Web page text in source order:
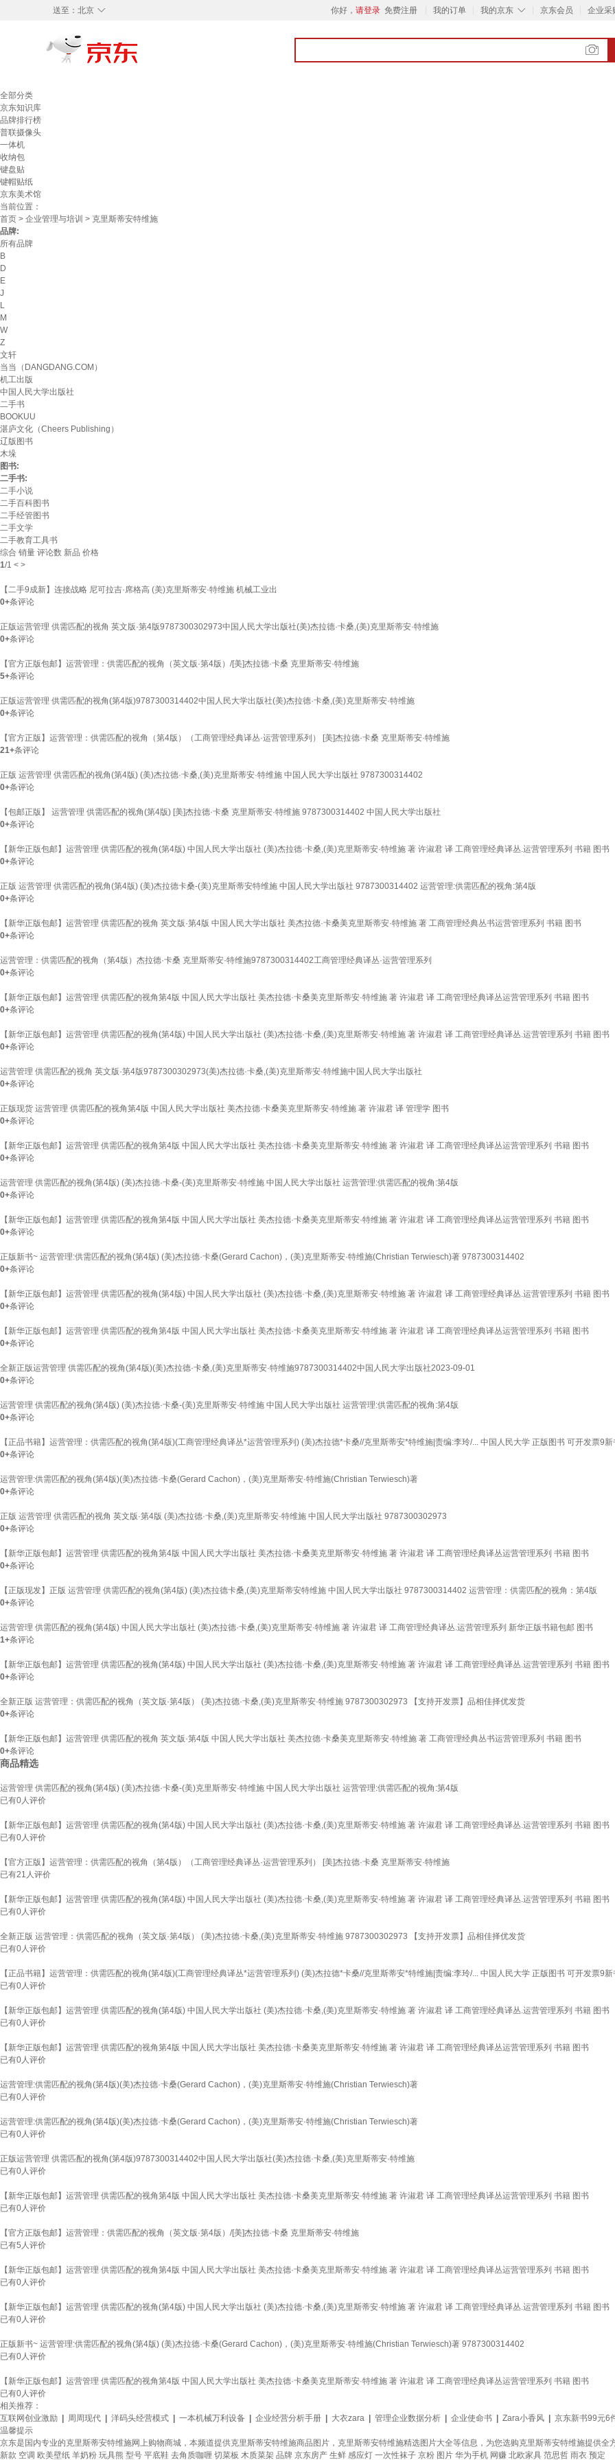
◇
送至： 北京 你好， 请登录 免费注册 我的订单 ◇
我的京东 京东会员 企业采
全部分类
京东知识库
品牌排行榜
普联摄像头
一体机
收纳包
键盘贴
键帽贴纸
京东美术馆
当前位置：
首页 > 企业管理与培训 > 克里斯蒂安特维施
品牌:
所有品牌
B
D
E
J
L
M
W
Z
文轩
当当（DANGDANG.COM）
机工出版
中国人民大学出版社
二手书
BOOKUU
湛庐文化（Cheers Publishing）
辽版图书
木垛
图书:
二手书:
二手小说
二手百科图书
二手经管图书
二手文学
二手教育工具书
综合 销量 评论数 新品 价格
1/1 < >
【二手9成新】连接战略 尼可拉吉·席格高 (美)克里斯蒂安·特维施 机械工业出
0+条评论
正版运营管理 供需匹配的视角 英文版·第4版9787300302973中国人民大学出版社(美)杰拉德·卡桑,(美)克里斯蒂安·特维施
0+条评论
【官方正版包邮】运营管理：供需匹配的视角（英文版·第4版）/[美]杰拉德·卡桑 克里斯蒂安·特维施
5+条评论
正版运营管理 供需匹配的视角(第4版)9787300314402中国人民大学出版社(美)杰拉德·卡桑,(美)克里斯蒂安·特维施
0+条评论
【官方正版】运营管理：供需匹配的视角（第4版）（工商管理经典译丛·运营管理系列） [美]杰拉德·卡桑 克里斯蒂安·特维施
21+条评论
正版 运营管理 供需匹配的视角(第4版) (美)杰拉德·卡桑,(美)克里斯蒂安·特维施 中国人民大学出版社 9787300314402
0+条评论
【包邮正版】 运营管理 供需匹配的视角(第4版) [美]杰拉德·卡桑 克里斯蒂安·特维施 9787300314402 中国人民大学出版社
0+条评论
【新华正版包邮】运营管理 供需匹配的视角(第4版) 中国人民大学出版社 (美)杰拉德·卡桑,(美)克里斯蒂安·特维施 著 许淑君 译 工商管理经典译丛.运营管理系列 书籍 图书
0+条评论
正版 运营管理 供需匹配的视角(第4版) (美)杰拉德卡桑-(美)克里斯蒂安特维施 中国人民大学出版社 9787300314402 运营管理:供需匹配的视角:第4版
0+条评论
【新华正版包邮】运营管理 供需匹配的视角 英文版·第4版 中国人民大学出版社 美杰拉德·卡桑美克里斯蒂安·特维施 著 工商管理经典丛书运营管理系列 书籍 图书
0+条评论
运营管理：供需匹配的视角（第4版）杰拉德·卡桑 克里斯蒂安·特维施9787300314402工商管理经典译丛·运营管理系列
0+条评论
【新华正版包邮】运营管理 供需匹配的视角第4版 中国人民大学出版社 美杰拉德·卡桑美克里斯蒂安·特维施 著 许淑君 译 工商管理经典译丛运营管理系列 书籍 图书
0+条评论
【新华正版包邮】运营管理 供需匹配的视角(第4版) 中国人民大学出版社 (美)杰拉德·卡桑,(美)克里斯蒂安·特维施 著 许淑君 译 工商管理经典译丛.运营管理系列 书籍 图书
0+条评论
运营管理 供需匹配的视角 英文版·第4版9787300302973(美)杰拉德·卡桑,(美)克里斯蒂安·特维施中国人民大学出版社
0+条评论
正版现货 运营管理 供需匹配的视角第4版 中国人民大学出版社 美杰拉德·卡桑美克里斯蒂安·特维施 著 许淑君 译 管理学 图书
0+条评论
【新华正版包邮】运营管理 供需匹配的视角第4版 中国人民大学出版社 美杰拉德·卡桑美克里斯蒂安·特维施 著 许淑君 译 工商管理经典译丛运营管理系列 书籍 图书
0+条评论
运营管理 供需匹配的视角(第4版) (美)杰拉德·卡桑-(美)克里斯蒂安·特维施 中国人民大学出版社 运营管理:供需匹配的视角:第4版
0+条评论
【新华正版包邮】运营管理 供需匹配的视角第4版 中国人民大学出版社 美杰拉德·卡桑美克里斯蒂安·特维施 著 许淑君 译 工商管理经典译丛运营管理系列 书籍 图书
0+条评论
正版新书~ 运营管理:供需匹配的视角(第4版) (美)杰拉德·卡桑(Gerard Cachon)，(美)克里斯蒂安·特维施(Christian Terwiesch)著 9787300314402
0+条评论
【新华正版包邮】运营管理 供需匹配的视角(第4版) 中国人民大学出版社 (美)杰拉德·卡桑,(美)克里斯蒂安·特维施 著 许淑君 译 工商管理经典译丛.运营管理系列 书籍 图书
0+条评论
【新华正版包邮】运营管理 供需匹配的视角第4版 中国人民大学出版社 美杰拉德·卡桑美克里斯蒂安·特维施 著 许淑君 译 工商管理经典译丛运营管理系列 书籍 图书
0+条评论
全新正版运营管理 供需匹配的视角(第4版)(美)杰拉德·卡桑,(美)克里斯蒂安·特维施9787300314402中国人民大学出版社2023-09-01
0+条评论
运营管理 供需匹配的视角(第4版) (美)杰拉德·卡桑-(美)克里斯蒂安·特维施 中国人民大学出版社 运营管理:供需匹配的视角:第4版
0+条评论
【正品书籍】运营管理：供需匹配的视角(第4版)(工商管理经典译丛*运营管理系列) (美)杰拉德*卡桑//克里斯蒂安*特维施|责编:李玲/... 中国人民大学 正版图书 可开发票9
0+条评论
运营管理:供需匹配的视角(第4版)(美)杰拉德·卡桑(Gerard Cachon)，(美)克里斯蒂安·特维施(Christian Terwiesch)著
0+条评论
正版 运营管理 供需匹配的视角 英文版·第4版 (美)杰拉德·卡桑,(美)克里斯蒂安·特维施 中国人民大学出版社 9787300302973
0+条评论
【新华正版包邮】运营管理 供需匹配的视角第4版 中国人民大学出版社 美杰拉德·卡桑美克里斯蒂安·特维施 著 许淑君 译 工商管理经典译丛运营管理系列 书籍 图书
0+条评论
【正版现发】正版 运营管理 供需匹配的视角(第4版) (美)杰拉德卡桑,(美)克里斯蒂安特维施 中国人民大学出版社 9787300314402 运营管理：供需匹配的视角：第4版
0+条评论
运营管理 供需匹配的视角(第4版) 中国人民大学出版社 (美)杰拉德·卡桑,(美)克里斯蒂安·特维施 著 许淑君 译 工商管理经典译丛.运营管理系列 新华正版书籍包邮 图书
1+条评论
【新华正版包邮】运营管理 供需匹配的视角(第4版) 中国人民大学出版社 (美)杰拉德·卡桑,(美)克里斯蒂安·特维施 著 许淑君 译 工商管理经典译丛.运营管理系列 书籍 图书
0+条评论
全新正版 运营管理：供需匹配的视角（英文版·第4版） (美)杰拉德·卡桑,(美)克里斯蒂安·特维施 9787300302973 【支持开发票】品相佳择优发货
0+条评论
【新华正版包邮】运营管理 供需匹配的视角 英文版·第4版 中国人民大学出版社 美杰拉德·卡桑美克里斯蒂安·特维施 著 工商管理经典丛书运营管理系列 书籍 图书
0+条评论
商品精选
运营管理 供需匹配的视角(第4版) (美)杰拉德·卡桑-(美)克里斯蒂安·特维施 中国人民大学出版社 运营管理:供需匹配的视角:第4版
已有0人评价
【新华正版包邮】运营管理 供需匹配的视角(第4版) 中国人民大学出版社 (美)杰拉德·卡桑,(美)克里斯蒂安·特维施 著 许淑君 译 工商管理经典译丛.运营管理系列 书籍 图书
已有0人评价
【官方正版】运营管理：供需匹配的视角（第4版）（工商管理经典译丛·运营管理系列） [美]杰拉德·卡桑 克里斯蒂安·特维施
已有21 人评价
【新华正版包邮】运营管理 供需匹配的视角(第4版) 中国人民大学出版社 (美)杰拉德·卡桑,(美)克里斯蒂安·特维施 著 许淑君 译 工商管理经典译丛.运营管理系列 书籍 图书
已有0人评价
全新正版 运营管理：供需匹配的视角（英文版·第4版） (美)杰拉德·卡桑,(美)克里斯蒂安·特维施 9787300302973 【支持开发票】品相佳择优发货
已有0人评价
【正品书籍】运营管理：供需匹配的视角(第4版)(工商管理经典译丛*运营管理系列) (美)杰拉德*卡桑//克里斯蒂安*特维施|责编:李玲/... 中国人民大学 正版图书 可开发票9
已有0人评价
【新华正版包邮】运营管理 供需匹配的视角(第4版) 中国人民大学出版社 (美)杰拉德·卡桑,(美)克里斯蒂安·特维施 著 许淑君 译 工商管理经典译丛.运营管理系列 书籍 图书
已有0人评价
【新华正版包邮】运营管理 供需匹配的视角第4版 中国人民大学出版社 美杰拉德·卡桑美克里斯蒂安·特维施 著 许淑君 译 工商管理经典译丛运营管理系列 书籍 图书
已有0人评价
运营管理:供需匹配的视角(第4版)(美)杰拉德·卡桑(Gerard Cachon)，(美)克里斯蒂安·特维施(Christian Terwiesch)著
已有0人评价
运营管理:供需匹配的视角(第4版)(美)杰拉德·卡桑(Gerard Cachon)，(美)克里斯蒂安·特维施(Christian Terwiesch)著
已有0人评价
正版运营管理 供需匹配的视角(第4版)9787300314402中国人民大学出版社(美)杰拉德·卡桑,(美)克里斯蒂安·特维施
已有0人评价
【新华正版包邮】运营管理 供需匹配的视角第4版 中国人民大学出版社 美杰拉德·卡桑美克里斯蒂安·特维施 著 许淑君 译 工商管理经典译丛运营管理系列 书籍 图书
已有0人评价
【官方正版包邮】运营管理：供需匹配的视角（英文版·第4版）/[美]杰拉德·卡桑 克里斯蒂安·特维施
已有5 人评价
【新华正版包邮】运营管理 供需匹配的视角第4版 中国人民大学出版社 美杰拉德·卡桑美克里斯蒂安·特维施 著 许淑君 译 工商管理经典译丛运营管理系列 书籍 图书
已有0人评价
【新华正版包邮】运营管理 供需匹配的视角(第4版) 中国人民大学出版社 (美)杰拉德·卡桑,(美)克里斯蒂安·特维施 著 许淑君 译 工商管理经典译丛.运营管理系列 书籍 图书
已有0人评价
正版新书~ 运营管理:供需匹配的视角(第4版) (美)杰拉德·卡桑(Gerard Cachon)，(美)克里斯蒂安·特维施(Christian Terwiesch)著 9787300314402
已有0人评价
【新华正版包邮】运营管理 供需匹配的视角第4版 中国人民大学出版社 美杰拉德·卡桑美克里斯蒂安·特维施 著 许淑君 译 工商管理经典译丛运营管理系列 书籍 图书
已有0人评价
相关推荐：
互联网创业激励
周周现代 洋码头经营模式 一本机械万利设备 企业经营分析手册 大衣zara 管理企业数据分析 企业使命书 Zara小香风 京东新书99元6
温馨提示
京东是国内专业的克里斯蒂安特维施网上购物商城，本频道提供克里斯蒂安特维施商品图片，克里斯蒂安特维施精选图片大全等信息，为您选购克里斯蒂安特维施提供全
新款 空调 欧美壁纸 羊奶粉 玩具熊 型号 平底鞋 去角质咖喱 切菜板 木质菜架 品牌 京东房产 生鲜 感应灯 一次性袜子 京粉 图片 华为手机 网赚 北欧家具 范思哲 雨衣 预定